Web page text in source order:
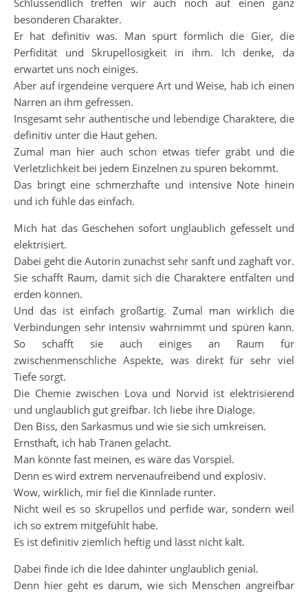
Schlussendlich treffen wir auch noch auf einen ganz
besonderen Charakter.
Er hat definitiv was. Man spürt förmlich die Gier, die
Perfidität und Skrupellosigkeit in ihm. Ich denke, da
erwartet uns noch einiges.
Aber auf irgendeine verquere Art und Weise, hab ich einen
Narren an ihm gefressen.
Insgesamt sehr authentische und lebendige Charaktere, die
definitiv unter die Haut gehen.
Zumal man hier auch schon etwas tiefer gräbt und die
Verletzlichkeit bei jedem Einzelnen zu spüren bekommt.
Das bringt eine schmerzhafte und intensive Note hinein
und ich fühle das einfach.
Mich hat das Geschehen sofort unglaublich gefesselt und
elektrisiert.
Dabei geht die Autorin zunächst sehr sanft und zaghaft vor.
Sie schafft Raum, damit sich die Charaktere entfalten und
erden können.
Und das ist einfach großartig. Zumal man wirklich die
Verbindungen sehr intensiv wahrnimmt und spüren kann.
So schafft sie auch einiges an Raum für
zwischenmenschliche Aspekte, was direkt für sehr viel
Tiefe sorgt.
Die Chemie zwischen Lova und Norvid ist elektrisierend
und unglaublich gut greifbar. Ich liebe ihre Dialoge.
Den Biss, den Sarkasmus und wie sie sich umkreisen.
Ernsthaft, ich hab Tränen gelacht.
Man könnte fast meinen, es wäre das Vorspiel.
Denn es wird extrem nervenaufreibend und explosiv.
Wow, wirklich, mir fiel die Kinnlade runter.
Nicht weil es so skrupellos und perfide war, sondern weil
ich so extrem mitgefühlt habe.
Es ist definitiv ziemlich heftig und lässt nicht kalt.
Dabei finde ich die Idee dahinter unglaublich genial.
Denn hier geht es darum, wie sich Menschen angreifbar